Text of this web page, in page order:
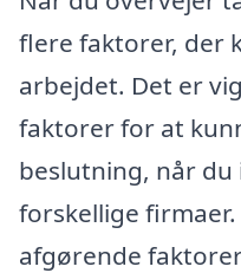
flere faktorer, der
arbejdet. Det er
faktorer for at
beslutning, når
forskellige firmaer.
afgørende